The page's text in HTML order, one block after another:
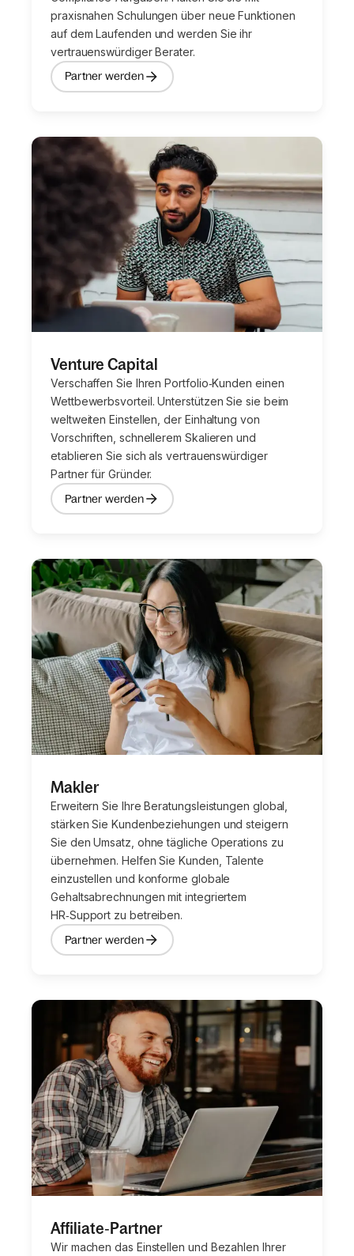
praxisnahen Schulungen über neue Funktionen
auf dem Laufenden und werden Sie ihr
vertrauenswürdiger Berater.
Partner werden
Venture Capital
Verschaffen Sie Ihren Portfolio‑Kunden einen
Wettbewerbsvorteil. Unterstützen Sie sie beim
weltweiten Einstellen, der Einhaltung von
Vorschriften, schnellerem Skalieren und
etablieren Sie sich als vertrauenswürdiger
Partner für Gründer.
Partner werden
Makler
Erweitern Sie Ihre Beratungsleistungen global,
stärken Sie Kundenbeziehungen und steigern
Sie den Umsatz, ohne tägliche Operations zu
übernehmen. Helfen Sie Kunden, Talente
einzustellen und konforme globale
Gehaltsabrechnungen mit integriertem
HR‑Support zu betreiben.
Partner werden
Affiliate‑Partner
Wir machen das Einstellen und Bezahlen Ihrer